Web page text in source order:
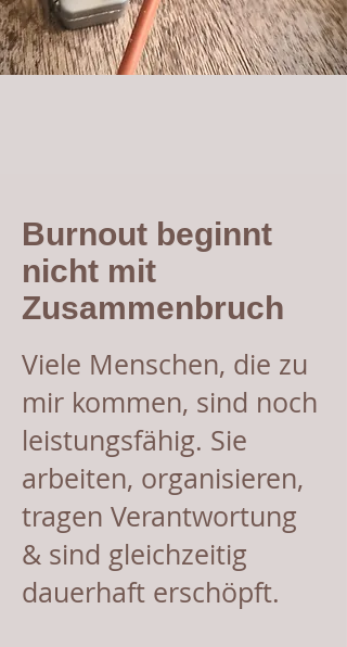
Burnout beginnt
nicht mit
Zusammenbruch
Viele Menschen, die zu
mir kommen, sind noch
leistungsfähig. Sie
arbeiten, organisieren,
tragen Verantwortung
& sind gleichzeitig
dauerhaft erschöpft.